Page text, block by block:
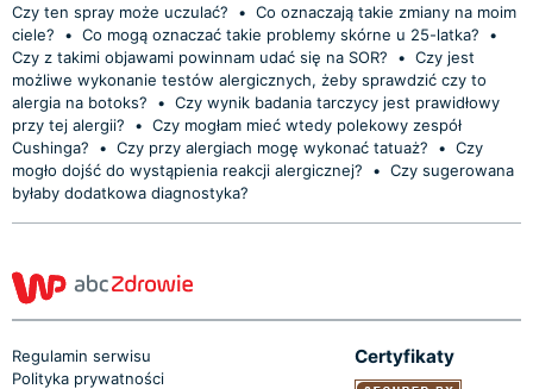
Czy ten spray może uczulać? • Co oznaczają takie zmiany na moim
ciele?
• Co mogą oznaczać takie problemy skórne u 25-latka?
•
Czy z takimi objawami powinnam udać się na SOR?
• Czy jest
możliwe wykonanie testów alergicznych, żeby sprawdzić czy to
alergia na botoks?
• Czy wynik badania tarczycy jest prawidłowy
przy tej alergii?
• Czy mogłam mieć wtedy polekowy zespół
Cushinga?
• Czy przy alergiach mogę wykonać tatuaż? • Czy
mogło dojść do wystąpienia reakcji alergicznej?
• Czy sugerowana
byłaby dodatkowa diagnostyka?
Regulamin serwisu
Polityka prywatności
Certyfikaty